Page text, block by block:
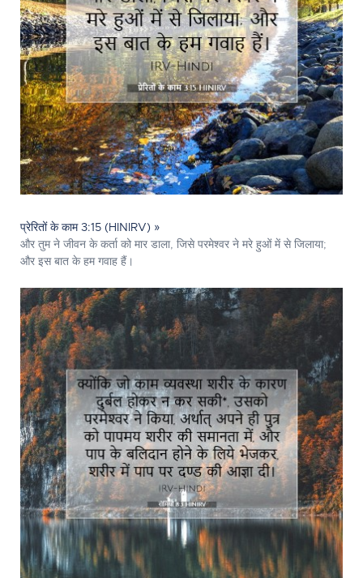
प्रेरितों के काम 3:15 (HINIRV) »
और तुम ने जीवन के कर्ता को मार डाला, जिसे परमेश्‍वर ने मरे हुओं में से जिलाया;
और इस बात के हम गवाह हैं।